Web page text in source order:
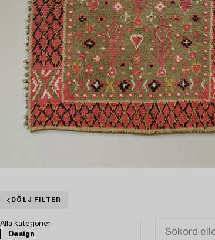
DÖLJ FILTER
Alla kategorier
Design